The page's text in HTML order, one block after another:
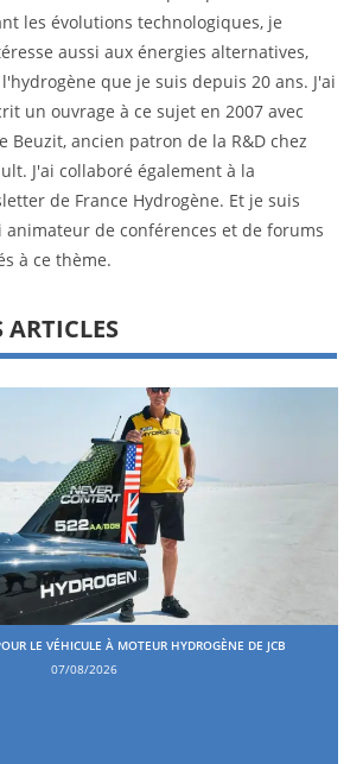
les évolutions technologiques, je
aussi aux énergies alternatives,
que je suis depuis 20 ans. J'ai
un ouvrage à ce sujet en 2007 avec
Beuzit, ancien patron de la R&D chez
J'ai collaboré également à la
de France Hydrogène. Et je suis
animateur de conférences et de forums
à ce thème.
ARTICLES
LE VÉHICULE À MOTEUR HYDROGÈNE DE JCB
07/08/2026